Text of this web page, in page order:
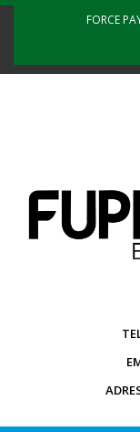
Skip
FORCE